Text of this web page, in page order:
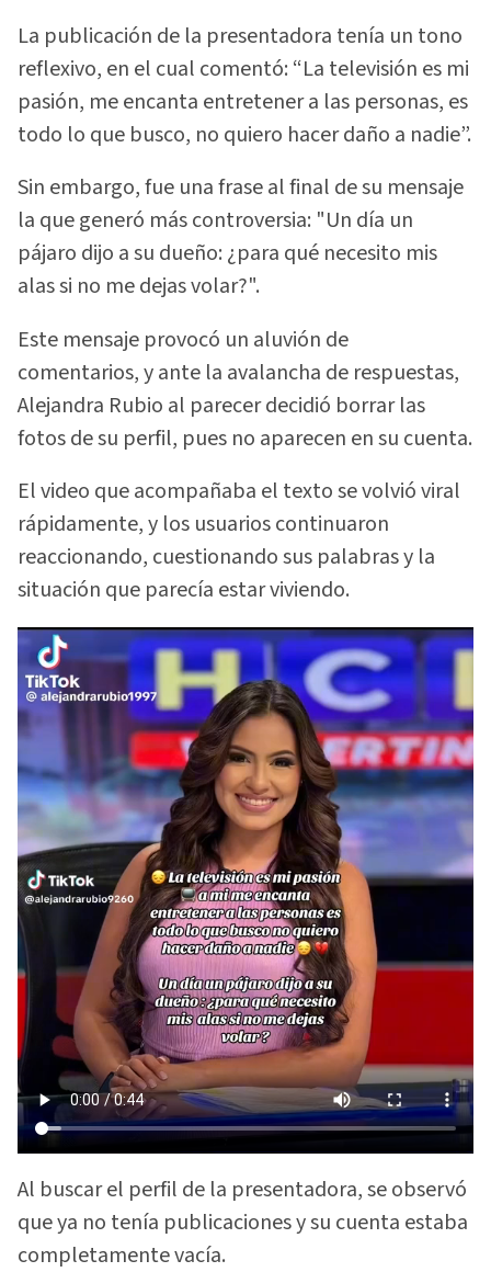
La publicación de la presentadora tenía un tono
reflexivo, en el cual comentó: “La televisión es mi
pasión, me encanta entretener a las personas, es
todo lo que busco, no quiero hacer daño a nadie”.
Sin embargo, fue una frase al final de su mensaje
la que generó más controversia: "Un día un
pájaro dijo a su dueño: ¿para qué necesito mis
alas si no me dejas volar?".
Este mensaje provocó un aluvión de
comentarios, y ante la avalancha de respuestas,
Alejandra Rubio al parecer decidió borrar las
fotos de su perfil, pues no aparecen en su cuenta.
El video que acompañaba el texto se volvió viral
rápidamente, y los usuarios continuaron
reaccionando, cuestionando sus palabras y la
situación que parecía estar viviendo.
Al buscar el perfil de la presentadora, se observó
que ya no tenía publicaciones y su cuenta estaba
completamente vacía.